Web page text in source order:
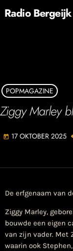
Radio Bergeijk
POPMAGAZINE
Ziggy Marley
today 17 OKTOBER 2025
De erfgenaam van
Ziggy Marley,
bouwde een eigen
van zijn vader. Met
waarin ook